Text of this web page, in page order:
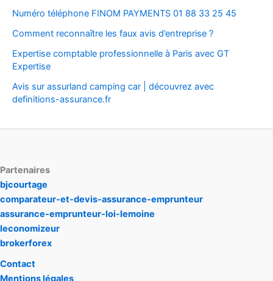
Numéro téléphone FINOM PAYMENTS 01 88 33 25 45
Comment reconnaître les faux avis d’entreprise ?
Expertise comptable professionnelle à Paris avec GT
Expertise
Avis sur assurland camping car | découvrez avec
definitions-assurance.fr
Partenaires
bjcourtage
comparateur-et-devis-assurance-emprunteur
assurance-emprunteur-loi-lemoine
leconomizeur
brokerforex
Contact
Mentions légales